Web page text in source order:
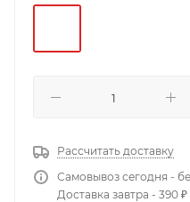
Рассчитать доставку
Самовывоз сегодня -
Доставка завтра - 390 ₽